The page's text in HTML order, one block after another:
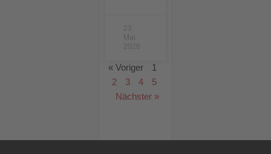
23.
2026
« Voriger
1
2
3 4
5
Nächster »